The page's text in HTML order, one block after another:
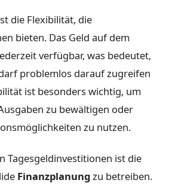
die Flexibilität, die
bieten. Das Geld auf dem
verfügbar, was bedeutet,
problemlos darauf zugreifen
ist besonders wichtig, um
zu bewältigen oder
zu nutzen.
Tagesgeldinvestitionen ist die
Finanzplanungzu betreiben.